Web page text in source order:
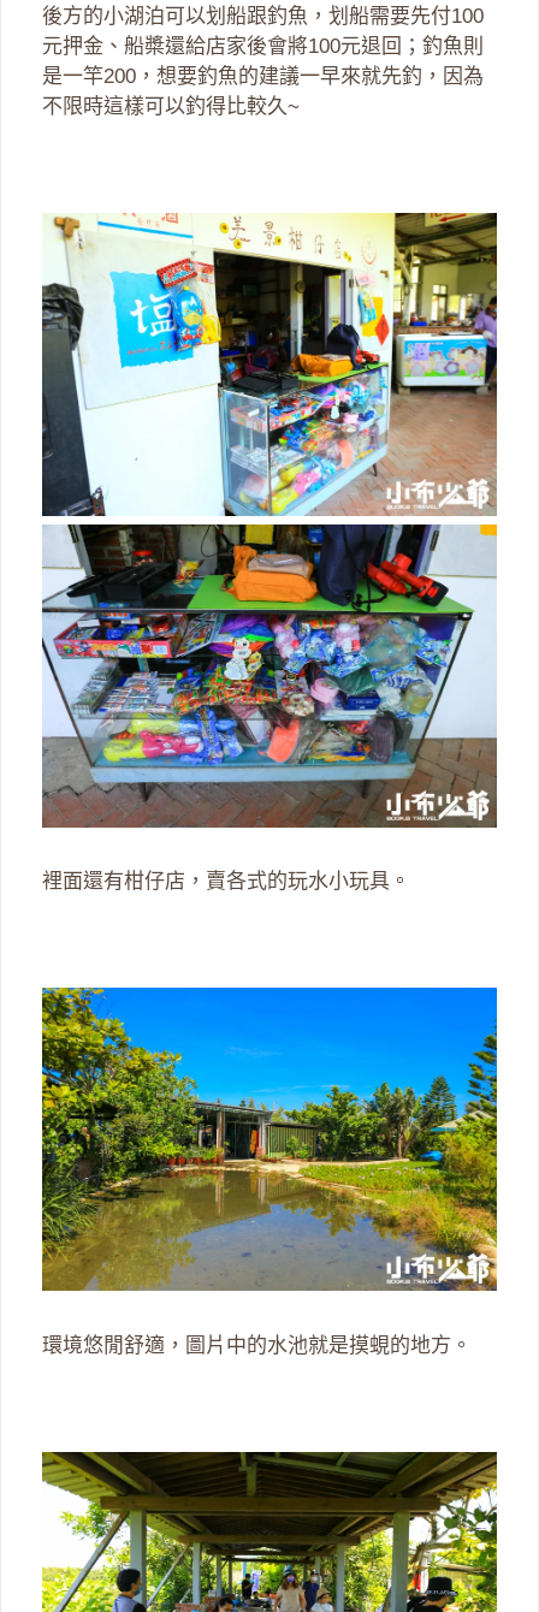
後方的小湖泊可以划船跟釣魚，划船需要先付100
元押金、船槳還給店家後會將100元退回；釣魚則
是一竿200，想要釣魚的建議一早來就先釣，因為
不限時這樣可以釣得比較久~
裡面還有柑仔店，賣各式的玩水小玩具。
環境悠閒舒適，圖片中的水池就是摸蜆的地方。